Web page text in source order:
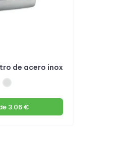
de acero inox
3.06 €